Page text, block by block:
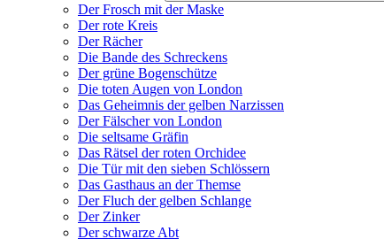
Der Frosch mit der Maske
Der rote Kreis
Der Rächer
Die Bande des Schreckens
Der grüne Bogenschütze
Die toten Augen von London
Das Geheimnis der gelben Narzissen
Der Fälscher von London
Die seltsame Gräfin
Das Rätsel der roten Orchidee
Die Tür mit den sieben Schlössern
Das Gasthaus an der Themse
Der Fluch der gelben Schlange
Der Zinker
Der schwarze Abt